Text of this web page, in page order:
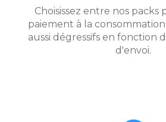
Choisissez entre nos packs
paiement à la consommation
aussi dégressifs en fonction
d'envoi.